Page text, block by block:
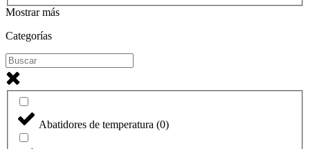
Mostrar más
Categorías
Abatidores de temperatura (0)